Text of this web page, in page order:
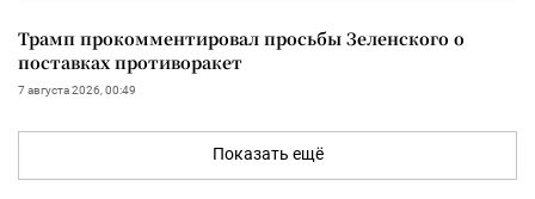
Трамп прокомментировал просьбы Зеленского о
поставках противоракет
7 августа 2026, 00:49
Показать ещё